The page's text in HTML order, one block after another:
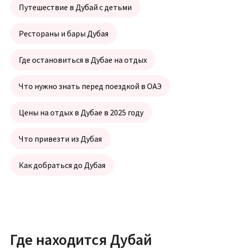
Путешествие в Дубай с детьми
Рестораны и бары Дубая
Где остановиться в Дубае на отдых
Что нужно знать перед поездкой в ОАЭ
Цены на отдых в Дубае в 2025 году
Что привезти из Дубая
Как добраться до Дубая
Где находится Дубай